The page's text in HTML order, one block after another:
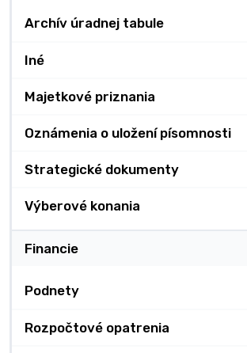
Archív úradnej tabule
Iné
Majetkové priznania
Oznámenia o uložení písomnosti
Strategické dokumenty
Výberové konania
Financie
Podnety
Rozpočtové opatrenia